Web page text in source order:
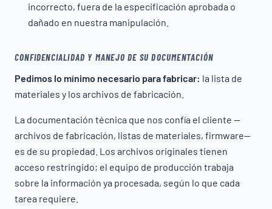
incorrecto, fuera de la especificación aprobada o
dañado en nuestra manipulación.
CONFIDENCIALIDAD Y MANEJO DE SU DOCUMENTACIÓN
Pedimos lo mínimo necesario para fabricar: la lista de
materiales y los archivos de fabricación.
La documentación técnica que nos confía el cliente —
archivos de fabricación, listas de materiales, firmware—
es de su propiedad. Los archivos originales tienen
acceso restringido; el equipo de producción trabaja
sobre la información ya procesada, según lo que cada
tarea requiere.